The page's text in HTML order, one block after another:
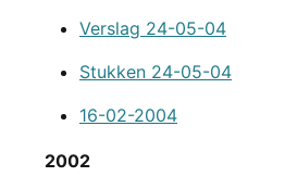
Verslag 24-05-04
Stukken 24-05-04
16-02-2004
2002